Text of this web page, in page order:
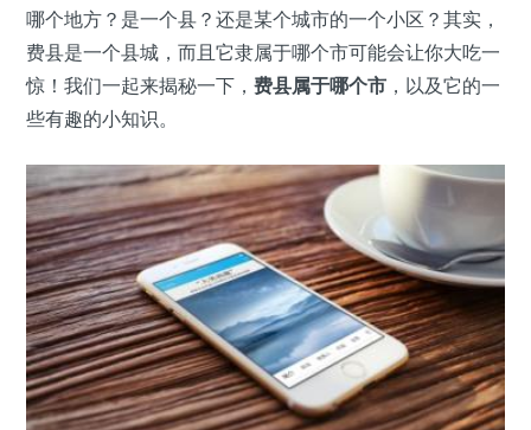
哪个地方？是一个县？还是某个城市的一个小区？其实，
费县是一个县城，而且它隶属于哪个市可能会让你大吃一
惊！我们一起来揭秘一下， 费县属于哪个市 ，以及它的一
些有趣的小知识。